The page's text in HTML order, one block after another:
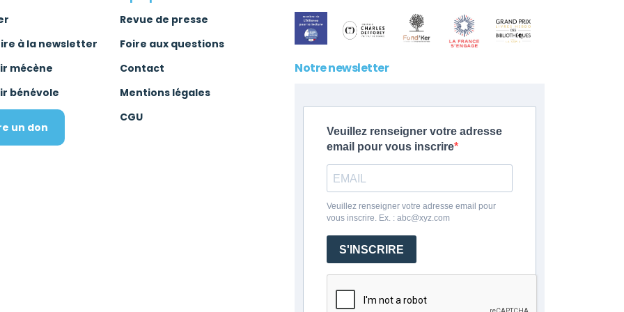
à la newsletter
mécène
bénévole
un don
Revue de presse
Foire aux questions
Contact
Mentions légales
CGU
Notre newsletter
Veuillez renseigner votre adresse
email pour vous inscrire
Veuillez renseigner votre adresse email pour
vous inscrire. Ex. : abc@xyz.com
S'INSCRIRE